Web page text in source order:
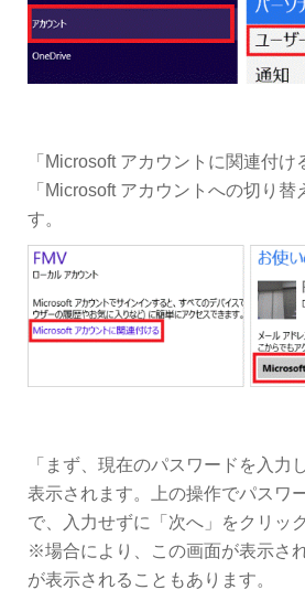
「Microsoft アカウントに関連付け
「Microsoft アカウントへの切り替
す。
「まず、現在のパスワードを入力
表示されます。上の操作でパスワ
で、入力せずに「次へ」をクリッ
※場合により、この画面が表示さ
が表示されることもあります。